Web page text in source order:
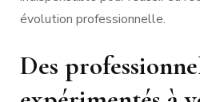
évolution professionnelle.
Des